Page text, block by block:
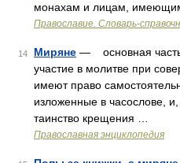
монахам и лицам,
Православие. Словарь-
14 Миряне — основная
участие в молитве при
имеют право
изложенные в часослове, и,
таинство крещения …
Православная энциклопедия